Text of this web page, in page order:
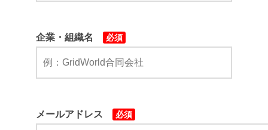
企業・組織名 必須
メールアドレス 必須